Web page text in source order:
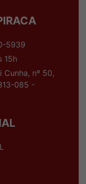
5939
15h
Cunha, nº 50,
085 -